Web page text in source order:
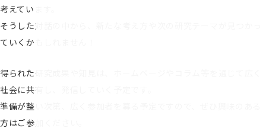
考えています。
そうした対話の中から、新たな考え方や次の研究テーマが見つかっ
ていくかもしれません！
得られた研究成果や知見は、ホームページやコラム等を通じて広く
社会に共有し、発信していく予定です。
準備が整い次第、広く参加者を募る予定ですので、ぜひ興味のある
方はご参加ください。